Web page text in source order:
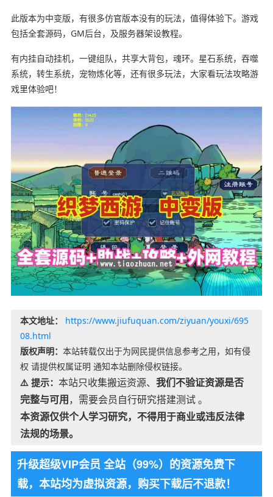
此版本为中变版，有很多仿官版本没有的玩法，值得体验下。游戏
包括全套源码，GM后台，及服务器架设教程。
有内挂自动挂机，一键组队，共享大背包，魂环。星石系统，吞噬
系统，转生系统，宠物炼化等，还有很多玩法，大家看玩法攻略游
戏里体验吧！
本文地址：
https://www.jiufuquan.com/ziyuan/youxi/695
08.html
版权声明： 本站转载仅出于为网民提供信息参考之用，如有侵
权 请提供权属证明 通知本站删除侵权链接。
⚠️ 提示： 本站只收集搬运资源、 我们不验证资源是否
完整与可用，需要会员自行研究搭建测试 。
本资源仅供个人学习研究，不得用于商业或违反法律
法规的场景。
升级超级VIP会员 全站（99%）的资源免费下
载，本站均为虚拟资源，购买下载后不退款！